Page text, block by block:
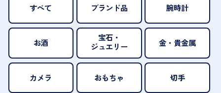
すべて ブランド品 腕時計
お酒
宝石・
ジュエリー
金・貴金属
カメラ おもちゃ 切手